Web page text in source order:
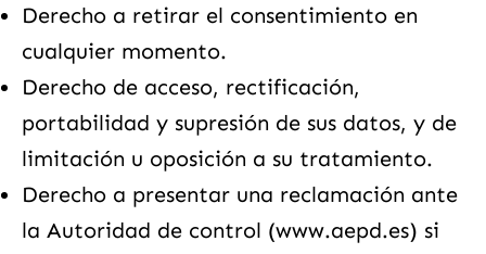
Derecho a retirar el consentimiento en
cualquier momento.
Derecho de acceso, rectificación,
portabilidad y supresión de sus datos, y de
limitación u oposición a su tratamiento.
Derecho a presentar una reclamación ante
la Autoridad de control (www.aepd.es) si